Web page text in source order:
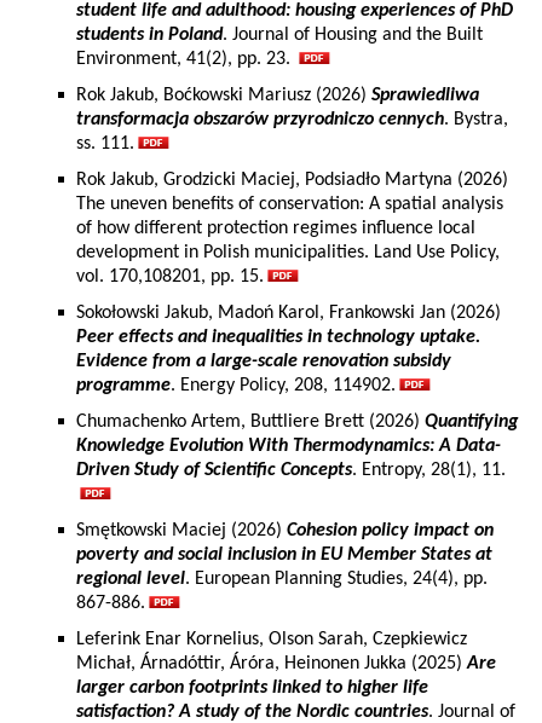
student life and adulthood: housing experiences of PhD
students in Poland. Journal of Housing and the Built
Environment, 41(2), pp. 23.
Rok Jakub, Boćkowski Mariusz (2026) Sprawiedliwa
transformacja obszarów przyrodniczo cennych. Bystra,
ss. 111.
Rok Jakub, Grodzicki Maciej, Podsiadło Martyna (2026)
The uneven benefits of conservation: A spatial analysis
of how different protection regimes influence local
development in Polish municipalities. Land Use Policy,
vol. 170,108201, pp. 15.
Sokołowski Jakub, Madoń Karol, Frankowski Jan (2026)
Peer effects and inequalities in technology uptake.
Evidence from a large-scale renovation subsidy
programme. Energy Policy, 208, 114902.
Chumachenko Artem, Buttliere Brett (2026) Quantifying
Knowledge Evolution With Thermodynamics: A Data-
Driven Study of Scientific Concepts. Entropy, 28(1), 11.
Smętkowski Maciej (2026) Cohesion policy impact on
poverty and social inclusion in EU Member States at
regional level. European Planning Studies, 24(4), pp.
867-886.
Leferink Enar Kornelius, Olson Sarah, Czepkiewicz
Michał, Árnadóttir, Áróra, Heinonen Jukka (2025)Are
larger carbon footprints linked to higher life
satisfaction? A study of the Nordic countries. Journal of